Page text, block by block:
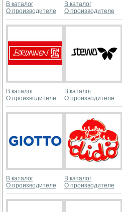
В каталог
О производителе
В каталог
О производителе
В каталог
О производителе
В каталог
О производителе
В каталог
О производителе
В каталог
О производителе